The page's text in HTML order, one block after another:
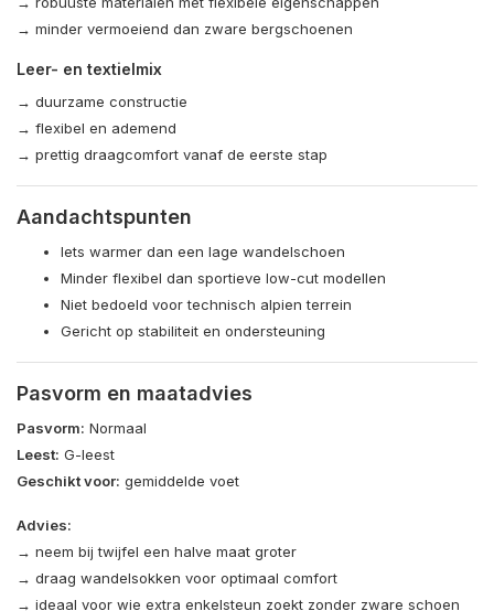
→ minder vermoeiend dan zware bergschoenen
Leer- en textielmix
→ duurzame constructie
→ flexibel en ademend
→ prettig draagcomfort vanaf de eerste stap
Aandachtspunten
Iets warmer dan een lage wandelschoen
Minder flexibel dan sportieve low-cut modellen
Niet bedoeld voor technisch alpien terrein
Gericht op stabiliteit en ondersteuning
Pasvorm en maatadvies
Pasvorm: Normaal
Leest: G-leest
Geschikt voor: gemiddelde voet
Advies:
→ neem bij twijfel een halve maat groter
→ draag wandelsokken voor optimaal comfort
→ ideaal voor wie extra enkelsteun zoekt zonder zware schoen